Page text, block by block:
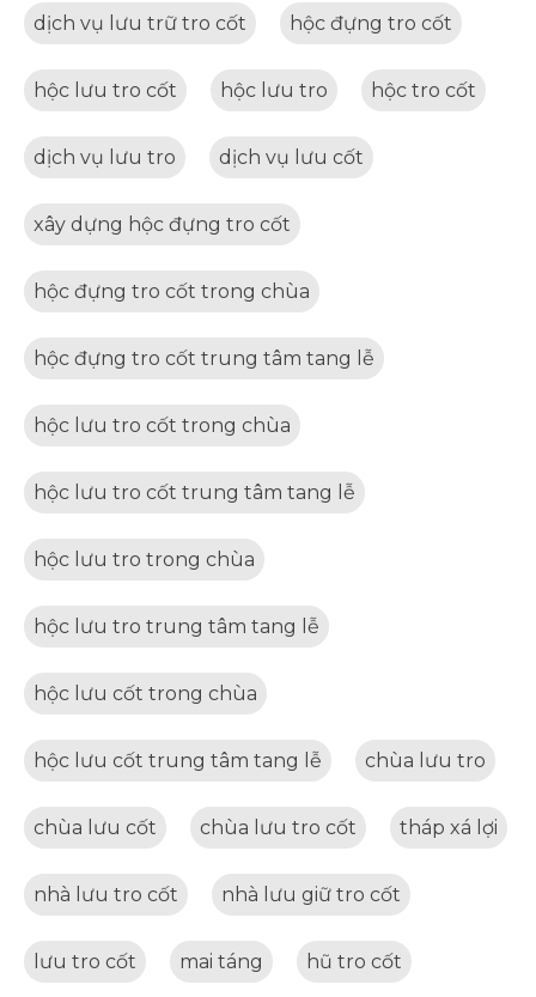
dịch vụ lưu trữ tro cốt hộc đựng tro cốt
hộc lưu tro cốt hộc lưu tro hộc tro cốt
dịch vụ lưu tro dịch vụ lưu cốt
xây dựng hộc đựng tro cốt
hộc đựng tro cốt trong chùa
hộc đựng tro cốt trung tâm tang lễ
hộc lưu tro cốt trong chùa
hộc lưu tro cốt trung tâm tang lễ
hộc lưu tro trong chùa
hộc lưu tro trung tâm tang lễ
hộc lưu cốt trong chùa
hộc lưu cốt trung tâm tang lễ chùa lưu tro
chùa lưu cốt chùa lưu tro cốt tháp xá lợi
nhà lưu tro cốt nhà lưu giữ tro cốt
lưu tro cốt mai táng hũ tro cốt